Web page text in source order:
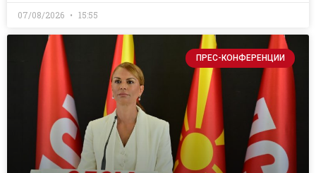
07/08/2026 15:55
ПРЕС-КОНФЕРЕНЦИИ